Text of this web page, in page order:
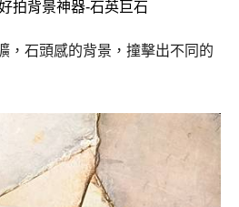
拍背景神器-石英巨石
，石頭感的背景，撞擊出不同的